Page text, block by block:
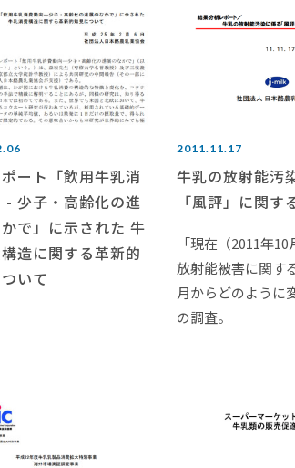
ート「飲用牛乳消
- 少子・高齢化の進
で」に示された 牛
造に関する革新的
いて
2011.11.17
牛乳の放射能汚
「風評」に関す
「現在（2011年
放射能被害に関す
月からどのように
の調査。